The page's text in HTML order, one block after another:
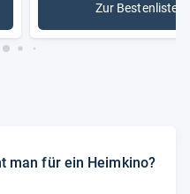
Zur Bestenliste
: Canton
man für ein Heim­kino?